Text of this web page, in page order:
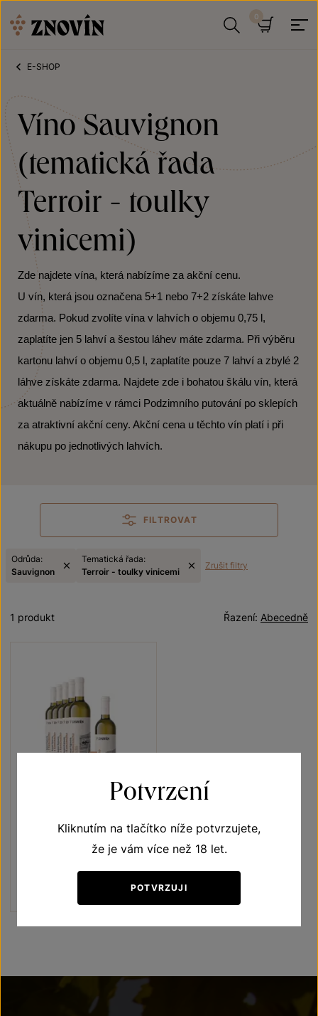
E-SHOP
Víno Sauvignon
(tematická řada
Terroir - toulky
vinicemi)
Zde najdete vína, která nabízíme za akční cenu.
U vín, která jsou označena 5+1 nebo 7+2 získáte lahve
zdarma. Pokud zvolíte vína v lahvích o objemu 0,75 l,
zaplatíte jen 5 lahví a šestou láhev máte zdarma. Při výběru
kartonu lahví o objemu 0,5 l, zaplatíte pouze 7 lahví a zbylé 2
láhve získáte zdarma. Najdete zde i bohatou škálu vín, která
aktuálně nabízíme v rámci Podzimního putování po sklepích
za atraktivní akční ceny. Akční cena u těchto vín platí i při
nákupu po jednotlivých lahvích.
FILTROVAT
Odrůda:
Sauvignon
Tematická řada:
Terroir - toulky vinicemi
Zrušit filtry
Abecedně
Řazení:
1 produkt
Sauvignon 5+1
Terroir - toulky vinicemi
Potvrzení
Kliknutím na tlačítko níže potvrzujete,
že je vám více než 18 let.
POTVRZUJI